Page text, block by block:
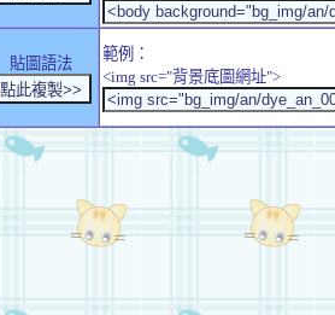
貼圖語法
範例：
<img src="背景底圖網址">